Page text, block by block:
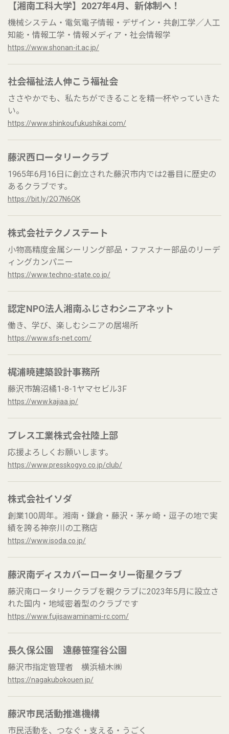
【湘南工科大学】2027年4月、新体制へ！
機械システム・電気電子情報・デザイン・共創工学／人工
知能・情報工学・情報メディア・社会情報学
https://www.shonan-it.ac.jp/
社会福祉法人伸こう福祉会
ささやかでも、私たちができることを精一杯やっていきた
い。
https://www.shinkoufukushikai.com/
藤沢西ロータリークラブ
1965年6月16日に創立された藤沢市内では2番目に歴史の
あるクラブです。
https://bit.ly/2O7N6OK
株式会社テクノステート
小物高精度金属シーリング部品・ファスナー部品のリーデ
ィングカンパニー
https://www.techno-state.co.jp/
認定NPO法人湘南ふじさわシニアネット
働き、学び、楽しむシニアの居場所
https://www.sfs-net.com/
梶浦暁建築設計事務所
藤沢市鵠沼橘1-8-1ヤマセビル3F
https://www.kajiaa.jp/
プレス工業株式会社陸上部
応援よろしくお願いします。
https://www.presskogyo.co.jp/club/
株式会社イソダ
創業100周年。湘南・鎌倉・藤沢・茅ヶ崎・逗子の地で実
績を誇る神奈川の工務店
https://www.isoda.co.jp/
藤沢南ディスカバーロータリー衛星クラブ
藤沢南ロータリークラブを親クラブに2023年5月に設立さ
れた国内・地域密着型のクラブです
https://www.fujisawaminami-rc.com/
長久保公園 遠藤笹窪谷公園
藤沢市指定管理者 横浜植木㈱
https://nagakubokouen.jp/
藤沢市民活動推進機構
市民活動を、つなぐ・支える・うごく